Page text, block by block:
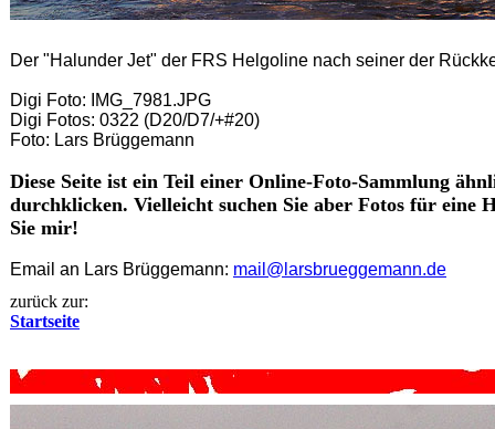
Der "Halunder Jet" der FRS Helgoline nach seiner der
Digi Foto: IMG_7981.JPG
Digi Fotos: 0322 (D20/D7/+#20)
Foto: Lars Brüggemann
Diese Seite ist ein Teil einer Online-Foto-Sammlung
durchklicken. Vielleicht suchen Sie aber Fotos für eine
Sie mir!
Email an Lars Brüggemann: mail@larsbrueggemann.de
zurück zur:
Startseite